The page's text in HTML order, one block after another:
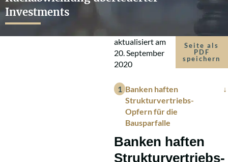
Investments
aktualisiert am
20. September
2020
Seite als
PDF
speichern
Banken haften
Strukturvertriebs-
Opfern für die
Bausparfalle
Banken haften
Strukturvertriebs-